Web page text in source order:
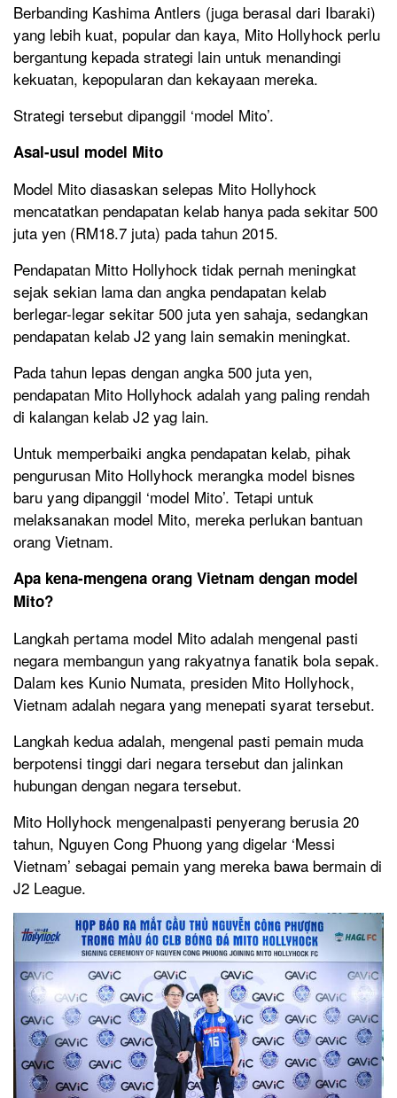
Berbanding Kashima Antlers (juga berasal dari Ibaraki)
yang lebih kuat, popular dan kaya, Mito Hollyhock perlu
bergantung kepada strategi lain untuk menandingi
kekuatan, kepopularan dan kekayaan mereka.
Strategi tersebut dipanggil ‘model Mito’.
Asal-usul model Mito
Model Mito diasaskan selepas Mito Hollyhock
mencatatkan pendapatan kelab hanya pada sekitar 500
juta yen (RM18.7 juta) pada tahun 2015.
Pendapatan Mitto Hollyhock tidak pernah meningkat
sejak sekian lama dan angka pendapatan kelab
berlegar-legar sekitar 500 juta yen sahaja, sedangkan
pendapatan kelab J2 yang lain semakin meningkat.
Pada tahun lepas dengan angka 500 juta yen,
pendapatan Mito Hollyhock adalah yang paling rendah
di kalangan kelab J2 yag lain.
Untuk memperbaiki angka pendapatan kelab, pihak
pengurusan Mito Hollyhock merangka model bisnes
baru yang dipanggil ‘model Mito’. Tetapi untuk
melaksanakan model Mito, mereka perlukan bantuan
orang Vietnam.
Apa kena-mengena orang Vietnam dengan model
Mito?
Langkah pertama model Mito adalah mengenal pasti
negara membangun yang rakyatnya fanatik bola sepak.
Dalam kes Kunio Numata, presiden Mito Hollyhock,
Vietnam adalah negara yang menepati syarat tersebut.
Langkah kedua adalah, mengenal pasti pemain muda
berpotensi tinggi dari negara tersebut dan jalinkan
hubungan dengan negara tersebut.
Mito Hollyhock mengenalpasti penyerang berusia 20
tahun, Nguyen Cong Phuong yang digelar ‘Messi
Vietnam’ sebagai pemain yang mereka bawa bermain di
J2 League.